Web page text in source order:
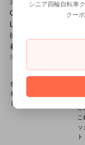
OGK Kabuto SN-13
L SG規格 通勤通学
街乗り ヘルメット
着用努力義務化
5,830円(税込)
を追求し、スタイルに
もこだわったヘルメッ
ト
ど
ト
シニア四輪自転車
クー